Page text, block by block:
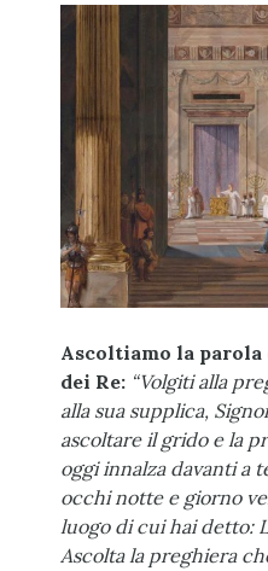
Ascoltiamo la
dei Re: “Volgiti alla
alla sua supplica,
ascoltare il grido e la
oggi innalza davanti a
occhi notte e giorno
luogo di cui hai detto:
Ascolta la preghiera